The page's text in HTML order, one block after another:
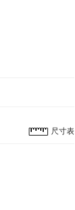
尺寸表